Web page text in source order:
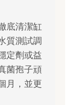
底清潔缸
質測試調
定劑或益
菌孢子頑
月，並更